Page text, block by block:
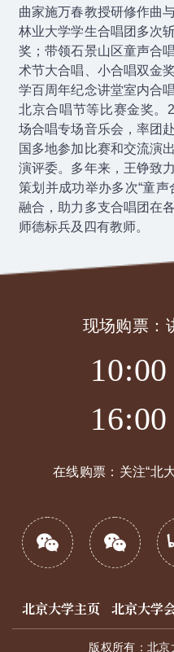
曲家施万春教授研修作曲
林业大学学生合唱团多次
奖；带领石景山区童声合
术节大合唱、小合唱双金
学百周年纪念讲堂室内合
北京合唱节等比赛金奖。
场合唱专场音乐会，率团
国多地参加比赛和交流演
演评委。多年来，王铮致
策划并成功举办多次“童
融合，助力多支合唱团在
师德标兵及四有教师。
现场购票：
在线购票：关注“北
北京大学主页 北京大学
版权所有：北